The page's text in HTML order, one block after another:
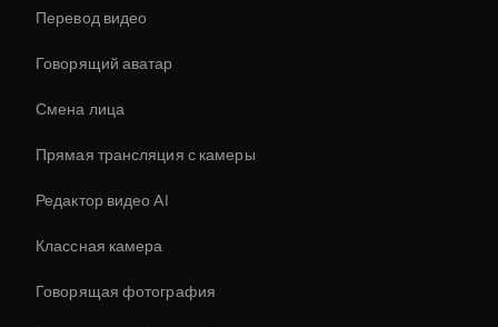
Перевод видео
Говорящий аватар
Смена лица
Прямая трансляция с камеры
Редактор видео AI
Классная камера
Говорящая фотография